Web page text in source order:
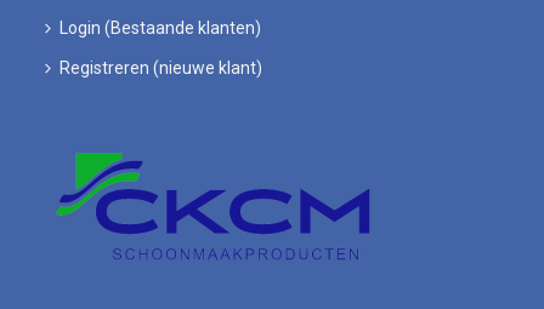
Login (Bestaande klanten)
Registreren (nieuwe klant)